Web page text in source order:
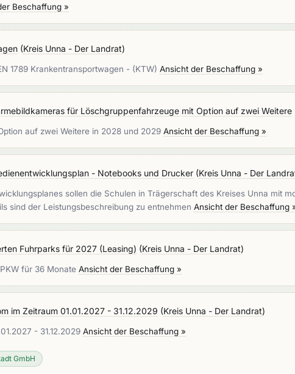
Beschaffung »
(Kreis Unna - Der Landrat)
1789 Krankentransportwagen - (KTW) Ansicht der Beschaffung »
für Löschgruppenfahrzeuge mit Option auf zwei Weitere
auf zwei Weitere in 2028 und 2029 Ansicht der Beschaffung »
- Notebooks und Drucker (Kreis Unna - Der
sollen die Schulen in Trägerschaft des Kreises Unna mit
sind der Leistungsbeschreibung zu entnehmen Ansicht der Beschaffung
Fuhrparks für 2027 (Leasing) (Kreis Unna - Der Landrat)
für 36 Monate Ansicht der Beschaffung »
im Zeitraum 01.01.2027 - 31.12.2029 (Kreis Unna - Der Landrat)
- 31.12.2029 Ansicht der Beschaffung »
GmbH